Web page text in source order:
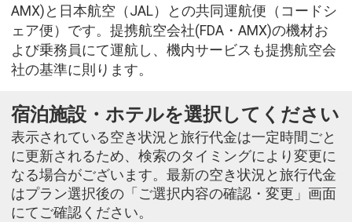
AMX)と日本航空（JAL）との共同運航便（コードシ
ェア便）です。提携航空会社(FDA・AMX)の機材お
よび乗務員にて運航し、機内サービスも提携航空会
社の基準に則ります。
宿泊施設・ホテルを選択してください
表示されている空き状況と旅行代金は一定時間ごと
に更新されるため、検索のタイミングにより変更に
なる場合がございます。最新の空き状況と旅行代金
はプラン選択後の「ご選択内容の確認・変更」画面
にてご確認ください。